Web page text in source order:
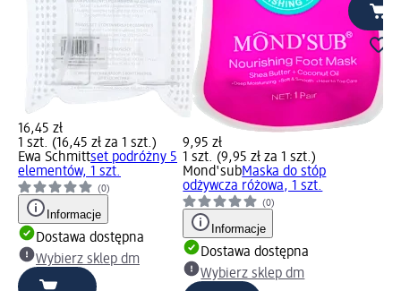
16,45 zł
1 szt. (16,45 zł za 1 szt.)
Ewa Schmittset podróżny 5
elementów, 1 szt.
(0)
Informacje
Dostawa dostępna
Wybierz sklep dm
9,95 zł
1 szt. (9,95 zł za 1 szt.)
Mond'subMaska do stóp
odżywcza różowa, 1 szt.
(0)
Informacje
Dostawa dostępna
Wybierz sklep dm